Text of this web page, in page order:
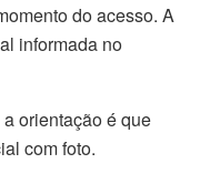
do acesso. A
informada no
orientação é que
com foto.